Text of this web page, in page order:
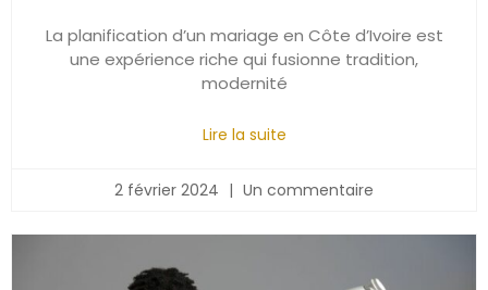
La planification d’un mariage en Côte d’Ivoire est
une expérience riche qui fusionne tradition,
modernité
Lire la suite
2 février 2024 Un commentaire